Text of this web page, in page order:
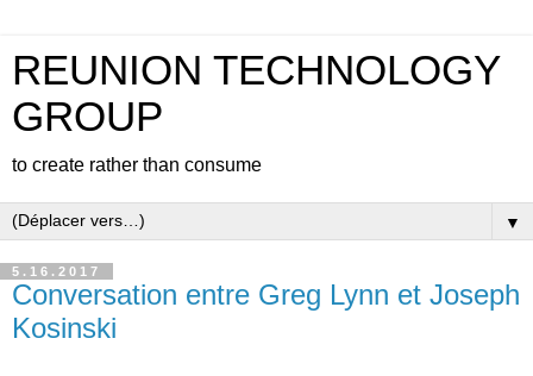
REUNION TECHNOLOGY
GROUP
to create rather than consume
▼
5.16.2017
Conversation entre Greg Lynn et Joseph
Kosinski